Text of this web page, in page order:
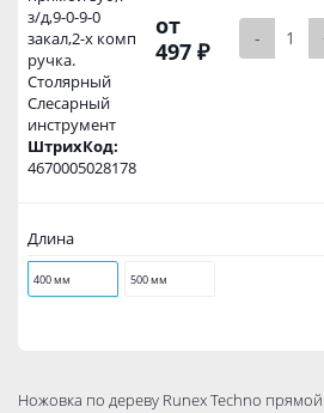
з/д,9-0-9-0
закал,2-х комп
ручка.
Столярный
Слесарный
инструмент
ШтрихКод:
4670005028178
от
497 ₽
-
Длина
400 мм 500 мм
Ножовка по дереву Runex Techno прямой